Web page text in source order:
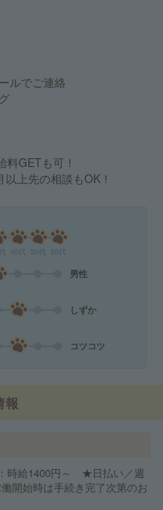
ルでご連絡
GETも可！
上先の相談もOK！
男性
しずか
コツコツ
報
時給1400円～ ★日払い／週
開始時は手続き完了次第のお